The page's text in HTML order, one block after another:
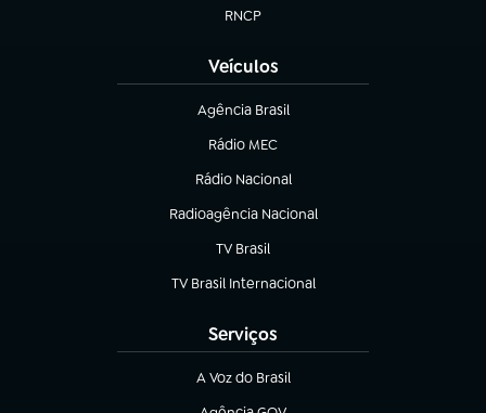
RNCP
(abre em nova aba)
Veículos
Agência Brasil
(abre em nova aba)
Rádio MEC
(abre em nova aba)
Rádio Nacional
Radioagência Nacional
(abre em nova aba)
TV Brasil
(abre em nova aba)
TV Brasil Internacional
(abre em nova aba)
Serviços
A Voz do Brasil
(abre em nova aba)